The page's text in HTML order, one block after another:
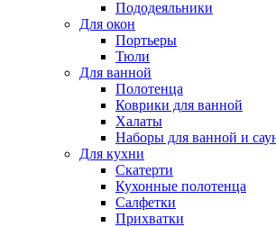
Пододеяльники
Для окон
Портьеры
Тюли
Для ванной
Полотенца
Коврики для ванной
Халаты
Наборы для ванной и
Для кухни
Скатерти
Кухонные полотенца
Салфетки
Прихватки